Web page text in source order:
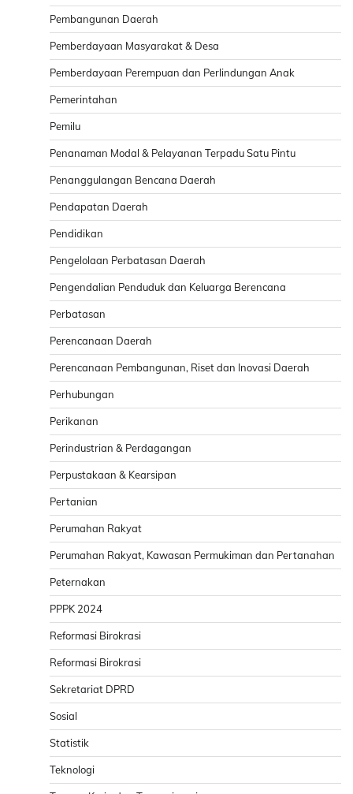
Pembangunan Daerah
Pemberdayaan Masyarakat & Desa
Pemberdayaan Perempuan dan Perlindungan Anak
Pemerintahan
Pemilu
Penanaman Modal & Pelayanan Terpadu Satu Pintu
Penanggulangan Bencana Daerah
Pendapatan Daerah
Pendidikan
Pengelolaan Perbatasan Daerah
Pengendalian Penduduk dan Keluarga Berencana
Perbatasan
Perencanaan Daerah
Perencanaan Pembangunan, Riset dan Inovasi Daerah
Perhubungan
Perikanan
Perindustrian & Perdagangan
Perpustakaan & Kearsipan
Pertanian
Perumahan Rakyat
Perumahan Rakyat, Kawasan Permukiman dan Pertanahan
Peternakan
PPPK 2024
Reformasi Birokrasi
Reformasi Birokrasi
Sekretariat DPRD
Sosial
Statistik
Teknologi